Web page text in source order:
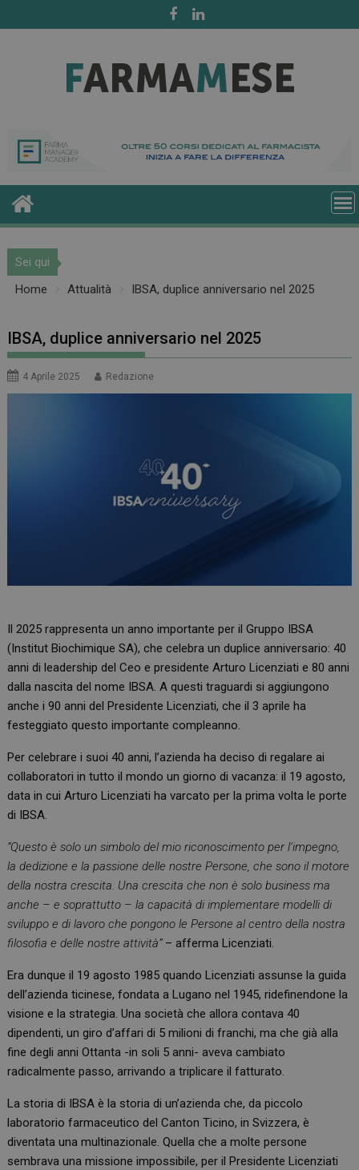
to
Sei qui
Home
Attualità IBSA, duplice anniversario nel 2025
IBSA, duplice anniversario nel 2025
4 Aprile 2025 Redazione
Il 2025 rappresenta un anno importante per il Gruppo IBSA
(Institut Biochimique SA), che celebra un duplice anniversario: 40
anni di leadership del Ceo e presidente Arturo Licenziati e 80 anni
dalla nascita del nome IBSA. A questi traguardi si aggiungono
anche i 90 anni del Presidente Licenziati, che il 3 aprile ha
festeggiato questo importante compleanno.
Per celebrare i suoi 40 anni, l’azienda ha deciso di regalare ai
collaboratori in tutto il mondo un giorno di vacanza: il 19 agosto,
data in cui Arturo Licenziati ha varcato per la prima volta le porte
di IBSA.
“Questo è solo un simbolo del mio riconoscimento per l’impegno,
la dedizione e la passione delle nostre Persone, che sono il motore
della nostra crescita. Una crescita che non è solo business ma
anche – e soprattutto – la capacità di implementare modelli di
sviluppo e di lavoro che pongono le Persone al centro della nostra
filosofia e delle nostre attività”– afferma Licenziati.
Era dunque il 19 agosto 1985 quando Licenziati assunse la guida
dell’azienda ticinese, fondata a Lugano nel 1945, ridefinendone la
visione e la strategia. Una società che allora contava 40
dipendenti, un giro d’affari di 5 milioni di franchi, ma che già alla
fine degli anni Ottanta -in soli 5 anni- aveva cambiato
radicalmente passo, arrivando a triplicare il fatturato.
La storia di IBSA è la storia di un’azienda che, da piccolo
laboratorio farmaceutico del Canton Ticino, in Svizzera, è
diventata una multinazionale. Quella che a molte persone
sembrava una missione impossibile, per il Presidente Licenziati